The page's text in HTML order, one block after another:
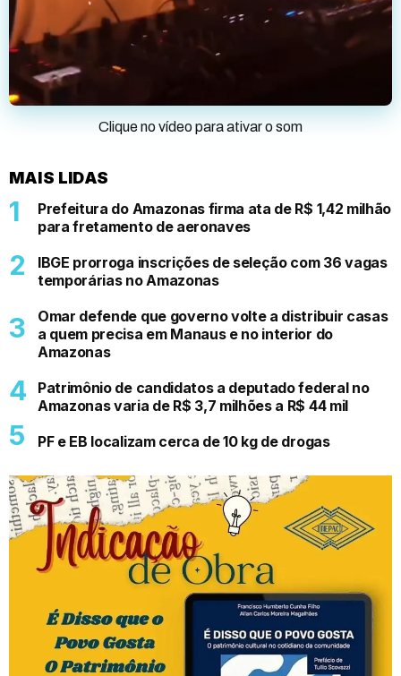
Clique no vídeo para ativar o som
MAIS LIDAS
Prefeitura do Amazonas firma ata de R$ 1,42 milhão
para fretamento de aeronaves
IBGE prorroga inscrições de seleção com 36 vagas
temporárias no Amazonas
Omar defende que governo volte a distribuir casas
a quem precisa em Manaus e no interior do
Amazonas
Patrimônio de candidatos a deputado federal no
Amazonas varia de R$ 3,7 milhões a R$ 44 mil
PF e EB localizam cerca de 10 kg de drogas